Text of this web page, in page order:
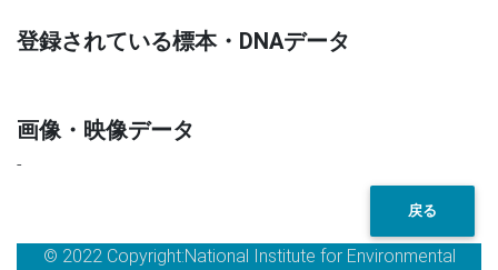
登録されている標本・DNAデータ
画像・映像データ
-
戻る
© 2022 Copyright:National Institute for Environmental